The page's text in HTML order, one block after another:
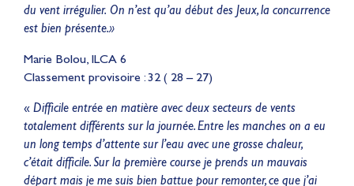
du vent irrégulier. On n’est qu’au début des Jeux, la concurrence
est bien présente.»
Marie Bolou, ILCA 6
Classement provisoire : 32 ( 28 – 27)
« Difficile entrée en matière avec deux secteurs de vents
totalement différents sur la journée. Entre les manches on a eu
un long temps d’attente sur l’eau avec une grosse chaleur,
c’était difficile. Sur la première course je prends un mauvais
départ mais je me suis bien battue pour remonter, ce que j’ai